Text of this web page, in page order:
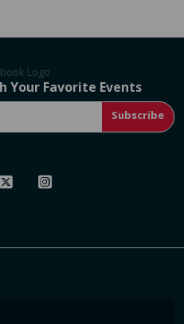
Your Favorite Events
Subscribe